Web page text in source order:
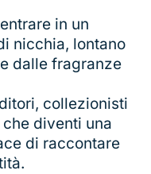
in un
nicchia, lontano
dalle fragranze
collezionisti
diventi una
di raccontare